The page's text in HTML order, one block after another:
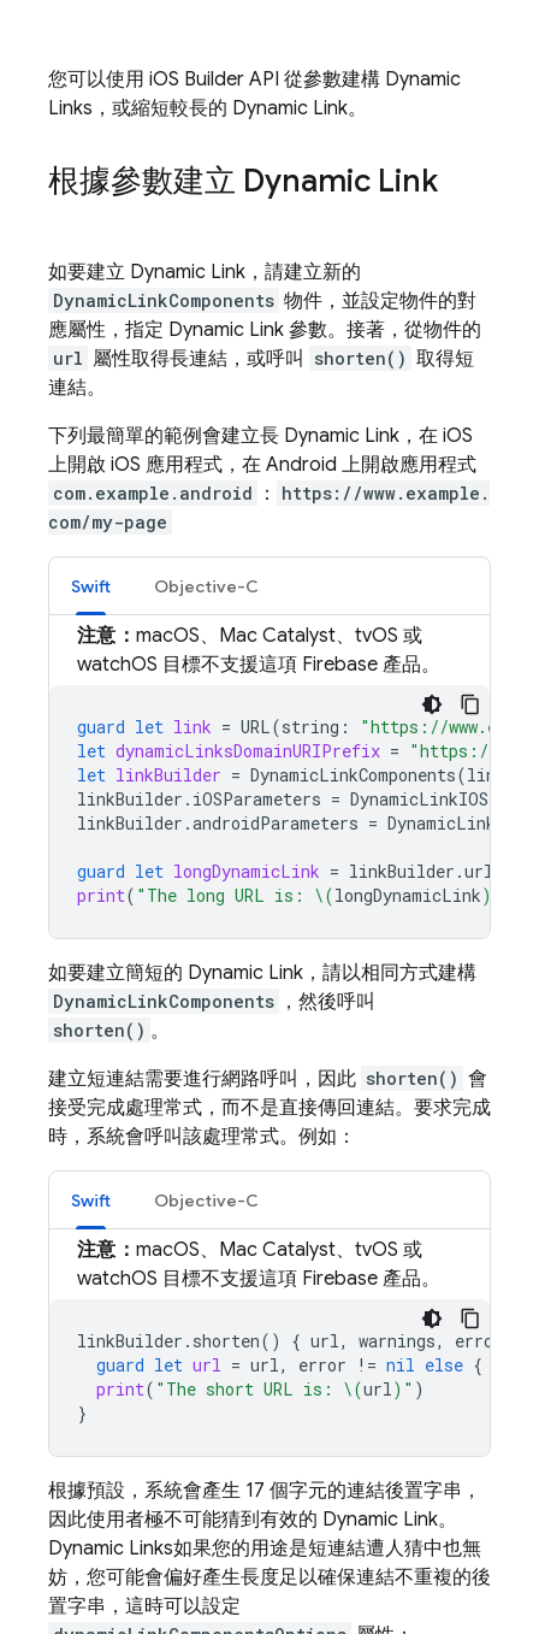
您可以使用 iOS Builder API 從參數建構 Dynamic
Links ，或縮短較長的 Dynamic Link。
根據參數建立 Dynamic Link
如要建立 Dynamic Link ，請建立新的
DynamicLinkComponents 物件，並設定物件的對
應屬性，指定 Dynamic Link 參數。接著，從物件的
url 屬性取得長連結，或呼叫 shorten() 取得短
連結。
下列最簡單的範例會建立長 Dynamic Link ，在 iOS
上開啟 iOS 應用程式，在 Android 上開啟應用程式
com.example.android ：
https://www.example.
com/my-page
Swift Objective-C
注意： macOS、Mac Catalyst、tvOS 或
watchOS 目標不支援這項 Firebase 產品。
guard let link = URL(string :
"https://
let dynamicLinksDomainURIPrefix = "https://
let linkBuilder = DynamicLinkComponents(link
linkBuilder . iOSParameters =
linkBuilder .androidParameters =
guard let longDynamicLink = linkBuilder .url
print( "The long URL is: \(longDynamicLink)
如要建立簡短的 Dynamic Link ，請以相同方式建構
DynamicLinkComponents ，然後呼叫
shorten() 。
建立短連結需要進行網路呼叫，因此 shorten() 會
接受完成處理常式，而不是直接傳回連結。要求完成
時，系統會呼叫該處理常式。例如：
Swift Objective-C
注意： macOS、Mac Catalyst、tvOS 或
watchOS 目標不支援這項 Firebase 產品。
linkBuilder . shorten() { url, warnings, error
guard let url = url, error != nil else {
print( "The short URL is: \(url) " )
}
根據預設，系統會產生 17 個字元的連結後置字串，
因此使用者極不可能猜到有效的 Dynamic Link。
Dynamic Links如果您的用途是短連結遭人猜中也無
妨，您可能會偏好產生長度足以確保連結不重複的後
置字串，這時可以設定